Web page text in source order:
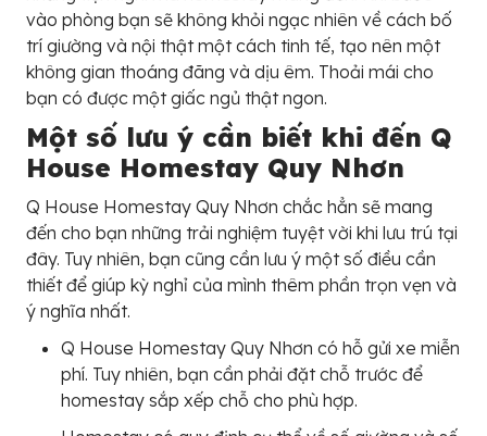
vào phòng bạn sẽ không khỏi ngạc nhiên về cách bố
trí giường và nội thật một cách tinh tế, tạo nên một
không gian thoáng đãng và dịu êm. Thoải mái cho
bạn có được một giấc ngủ thật ngon.
Một số lưu ý cần biết khi đến Q
House Homestay Quy Nhơn
Q House Homestay Quy Nhơn chắc hẳn sẽ mang
đến cho bạn những trải nghiệm tuyệt vời khi lưu trú tại
đây. Tuy nhiên, bạn cũng cần lưu ý một số điều cần
thiết để giúp kỳ nghỉ của mình thêm phần trọn vẹn và
ý nghĩa nhất.
Q House Homestay Quy Nhơn có hỗ gửi xe miễn
phí. Tuy nhiên, bạn cần phải đặt chỗ trước để
homestay sắp xếp chỗ cho phù hợp.